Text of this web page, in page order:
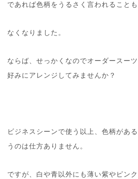
であれば色柄をうるさく言われることも
なくなりました。
ならば、せっかくなのでオーダースー
好みにアレンジしてみませんか？
ビジネスシーンで使う以上、色柄があ
うのは仕方ありません。
ですが、白や青以外にも薄い紫やピン